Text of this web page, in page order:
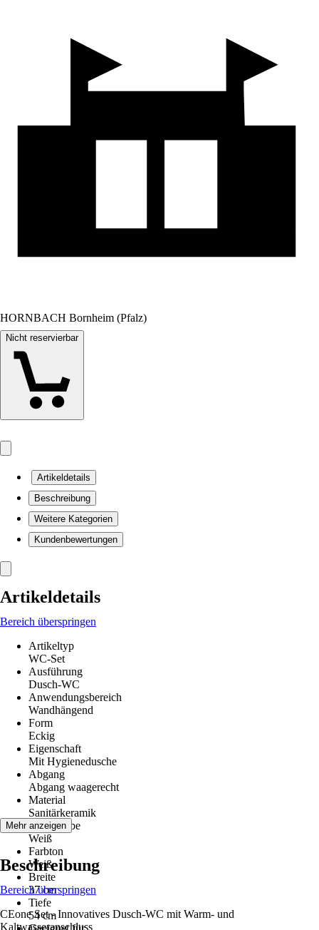
HORNBACH Bornheim (Pfalz)
Nicht reservierbar
Artikeldetails
Beschreibung
Weitere Kategorien
Kundenbewertungen
Artikeldetails
Bereich überspringen
Artikeltyp
WC-Set
Ausführung
Dusch-WC
Anwendungsbereich
Wandhängend
Form
Eckig
Eigenschaft
Mit Hygienedusche
Abgang
Abgang waagerecht
Material
Sanitärkeramik
Grundfarbe
Weiß
Farbton
Weiß
Breite
37 cm
Tiefe
54 cm
Mehr anzeigen
Beschreibung
Bereich überspringen
CEone Set - Innovatives Dusch-WC mit Warm- und
Kaltwasseranschluss